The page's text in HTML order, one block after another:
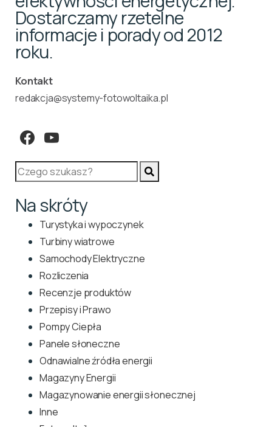
Dostarczamy rzetelne
informacje i porady od 2012
roku.
Kontakt
redakcja@systemy-fotowoltaika.pl
Na skróty
Turystyka i wypoczynek
Turbiny wiatrowe
Samochody Elektryczne
Rozliczenia
Recenzje produktów
Przepisy i Prawo
Pompy Ciepła
Panele słoneczne
Odnawialne źródła energii
Magazyny Energii
Magazynowanie energii słonecznej
Inne